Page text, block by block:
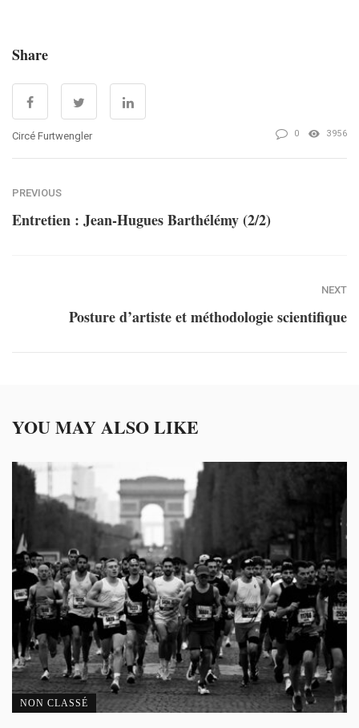
Share
Circé Furtwengler 0 3956
PREVIOUS
Entretien : Jean-Hugues Barthélémy (2/2)
NEXT
Posture d’artiste et méthodologie scientifique
YOU MAY ALSO LIKE
NON CLASSÉ